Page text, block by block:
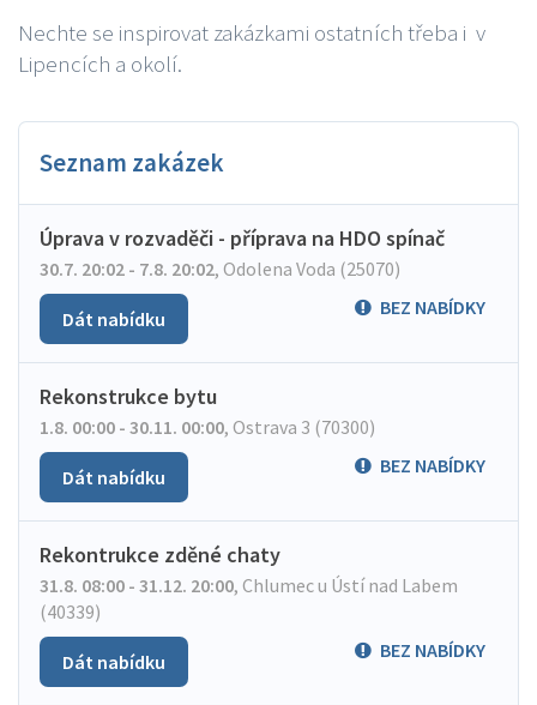
Nechte se inspirovat zakázkami ostatních třeba i v
Lipencích a okolí.
Seznam zakázek
Úprava v rozvaděči - příprava na HDO spínač
30.7. 20:02 - 7.8. 20:02, Odolena Voda (25070)
BEZ NABÍDKY
Dát nabídku
Rekonstrukce bytu
1.8. 00:00 - 30.11. 00:00, Ostrava 3 (70300)
BEZ NABÍDKY
Dát nabídku
Rekontrukce zděné chaty
31.8. 08:00 - 31.12. 20:00, Chlumec u Ústí nad Labem
(40339)
BEZ NABÍDKY
Dát nabídku